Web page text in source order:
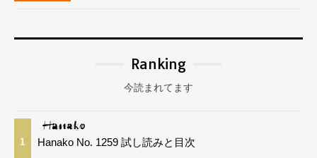
Ranking
今読まれてます
1 Hanako No. 1259 試し読みと目次